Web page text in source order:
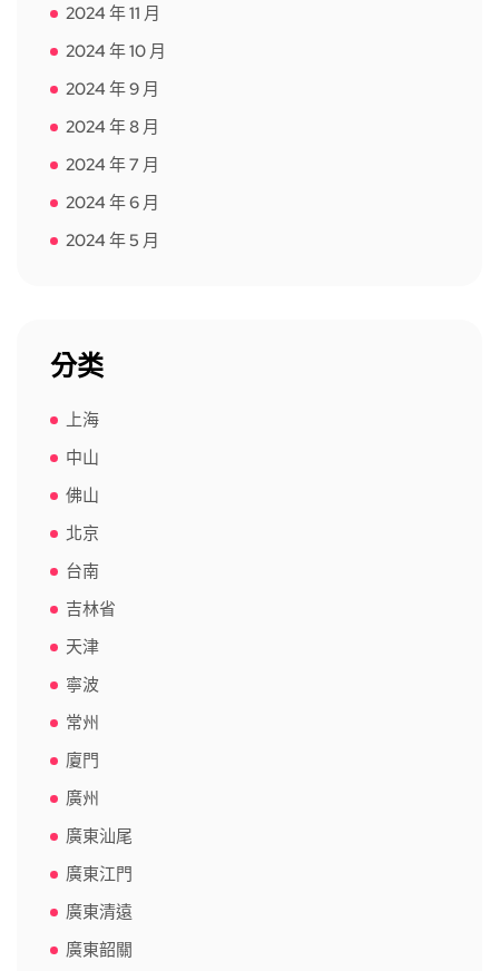
2024 年 11 月
2024 年 10 月
2024 年 9 月
2024 年 8 月
2024 年 7 月
2024 年 6 月
2024 年 5 月
分类
上海
中山
佛山
北京
台南
吉林省
天津
寧波
常州
廈門
廣州
廣東汕尾
廣東江門
廣東清遠
廣東韶關